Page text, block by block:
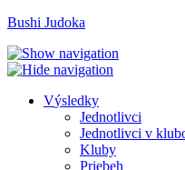
Bushi Judoka
Výsledky
Jednotlivci
Jednotlivci v
Kluby
Priebeh